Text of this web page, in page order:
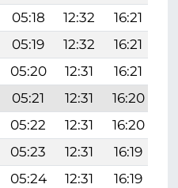
05:18 12:32 16:21
05:19 12:32 16:21
05:20 12:31 16:21
05:21 12:31 16:20
05:22 12:31 16:20
05:23 12:31 16:19
05:24 12:31 16:19